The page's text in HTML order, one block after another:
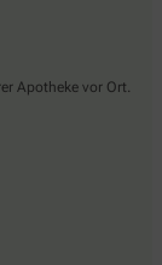
Apotheke vor Ort.